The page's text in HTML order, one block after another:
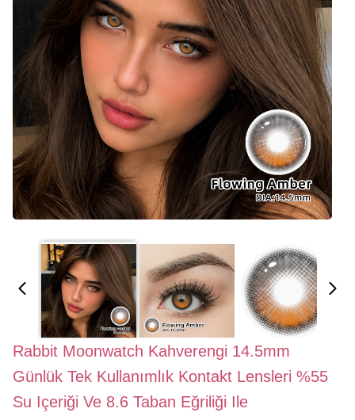
Rabbit Moonwatch Kahverengi 14.5mm
Günlük Tek Kullanımlık Kontakt Lensleri %55
Su Içeriği Ve 8.6 Taban Eğriliği Ile